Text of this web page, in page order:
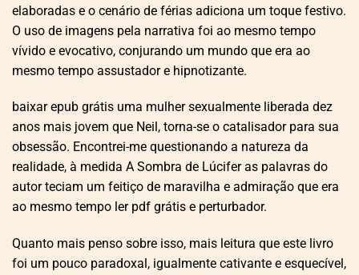
elaboradas e o cenário de férias adiciona um toque festivo.
O uso de imagens pela narrativa foi ao mesmo tempo
vívido e evocativo, conjurando um mundo que era ao
mesmo tempo assustador e hipnotizante.
baixar epub grátis uma mulher sexualmente liberada dez
anos mais jovem que Neil, torna-se o catalisador para sua
obsessão. Encontrei-me questionando a natureza da
realidade, à medida A Sombra de Lúcifer as palavras do
autor teciam um feitiço de maravilha e admiração que era
ao mesmo tempo ler pdf grátis e perturbador.
Quanto mais penso sobre isso, mais leitura que este livro
foi um pouco paradoxal, igualmente cativante e esquecível,